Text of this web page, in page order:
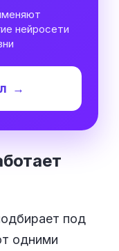
нейросети
→
под
одними